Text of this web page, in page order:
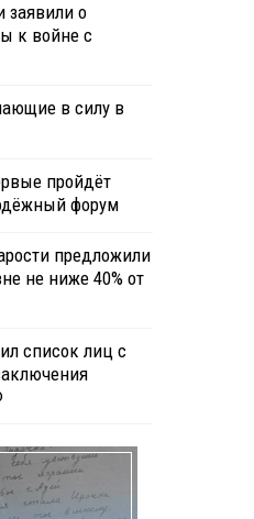
о
к войне с
в силу в
пройдёт
форум
предложили
не ниже 40% от
список лиц с